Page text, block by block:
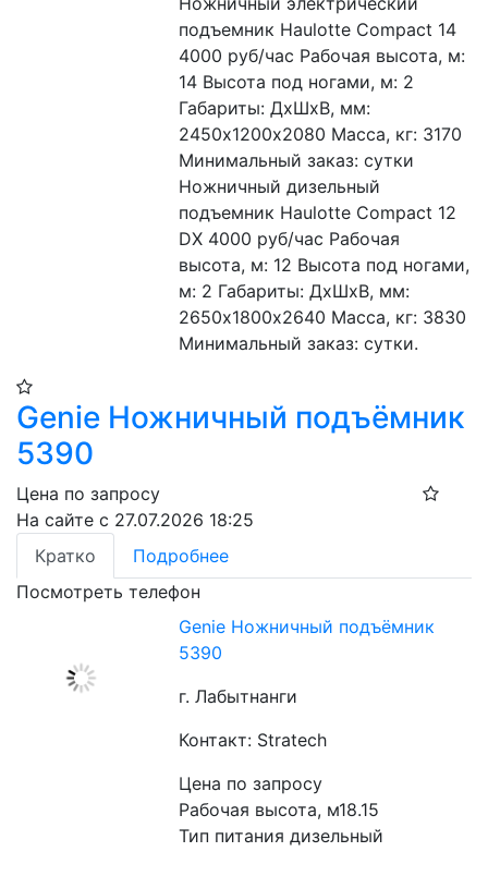
подъемник Haulotte Compact 14
4000 руб/час Рабочая высота, м:
14 Высота под ногами, м: 2
Габариты: ДхШхВ, мм:
2450х1200х2080 Масса, кг: 3170
Минимальный заказ: сутки
Ножничный дизельный
подъемник Haulotte Compact 12
DX 4000 руб/час Рабочая
высота, м: 12 Высота под ногами,
м: 2 Габариты: ДхШхВ, мм:
2650х1800х2640 Масса, кг: 3830
Минимальный заказ: сутки.
Genie Ножничный подъёмник
5390
Цена по запросу
На сайте с 27.07.2026 18:25
Кратко
Подробнее
Посмотреть телефон
Genie Ножничный подъёмник
5390
г. Лабытнанги
Контакт: Stratech
Цена по запросу
Рабочая высота, м18.15
Тип питания дизельный